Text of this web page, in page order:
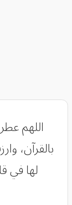
اللهم
بالقرآن،
لها في